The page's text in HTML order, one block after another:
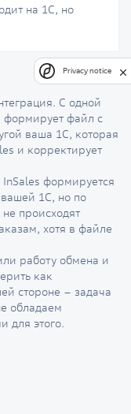
на 1С, но
С одной
формирует файл с
ваша 1С, которая
и корректирует
формируется
1С, но по
происходят
хотя в файле
работу обмена и
как
стороне – задача
обладаем
для этого.
Privacy notice